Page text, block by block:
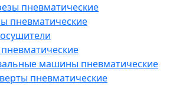
пневматические
пневматические
машины пневматические
пневматические